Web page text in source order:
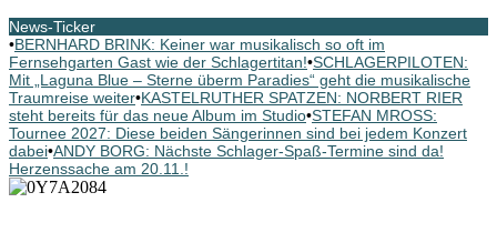
News-Ticker
•BERNHARD BRINK: Keiner war musikalisch so oft im
Fernsehgarten Gast wie der Schlagertitan!•SCHLAGERPILOTEN:
Mit „Laguna Blue – Sterne überm Paradies“ geht die musikalische
Traumreise weiter•KASTELRUTHER SPATZEN: NORBERT RIER
steht bereits für das neue Album im Studio•STEFAN MROSS:
Tournee 2027: Diese beiden Sängerinnen sind bei jedem Konzert
dabei•ANDY BORG: Nächste Schlager-Spaß-Termine sind da!
Herzenssache am 20.11.!